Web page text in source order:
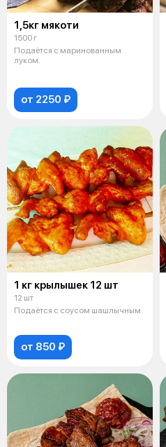
1,5кг мякоти
1500 г
Подаётся с маринованным
луком.
от 2250 ₽
1 кг крылышек 12 шт
12 шт
Подаётся с соусом шашлычным.
от 850 ₽